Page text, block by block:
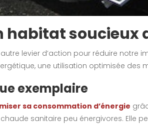
habitat soucieux
levier d’action pour réduire notre
une utilisation optimisée des
exemplaire
sa consommation d’énergie
sanitaire peu énergivores. Elle